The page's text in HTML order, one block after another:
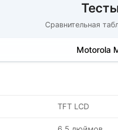
Сравнительная
Motorola
TFT LCD